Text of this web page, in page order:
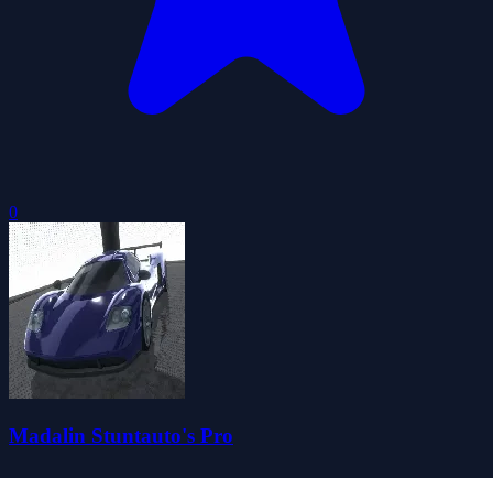
0
Madalin Stuntauto's Pro